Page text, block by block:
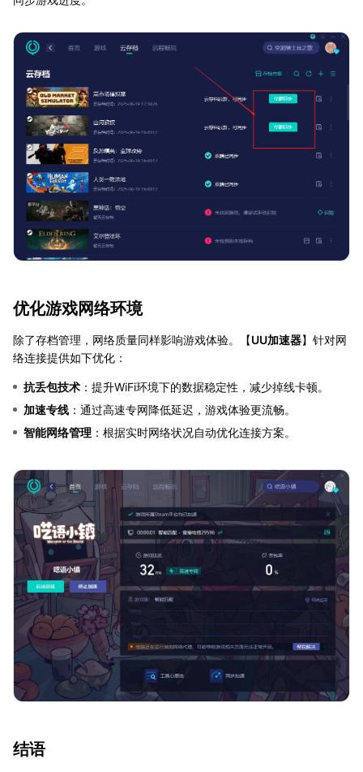
优化游戏网络环境
除了存档管理，网络质量同样影响游戏体验。【UU加速器】针对网
络连接提供如下优化：
抗丢包技术 ：提升WiFi环境下的数据稳定性，减少掉线卡顿。
加速专线 ：通过高速专网降低延迟，游戏体验更流畅。
智能网络管理 ：根据实时网络状况自动优化连接方案。
结语